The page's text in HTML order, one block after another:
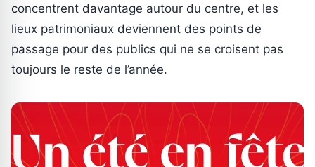
concentrent davantage autour du centre, et les
lieux patrimoniaux deviennent des points de
passage pour des publics qui ne se croisent pas
toujours le reste de l’année.